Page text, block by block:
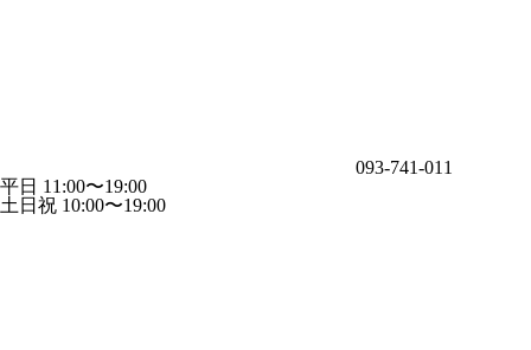
093-741-011
平日 11:00〜19:00
土日祝 10:00〜19:00